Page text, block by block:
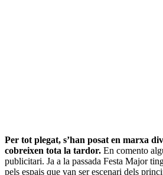
Per tot plegat, s’han posat en marxa
cobreixen tota la tardor. En comento
publicitari. Ja a la passada Festa Major
pels espais que van ser escenari dels